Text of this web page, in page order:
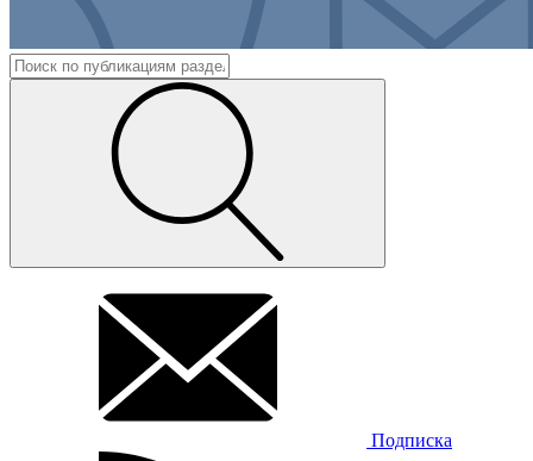
Подписка